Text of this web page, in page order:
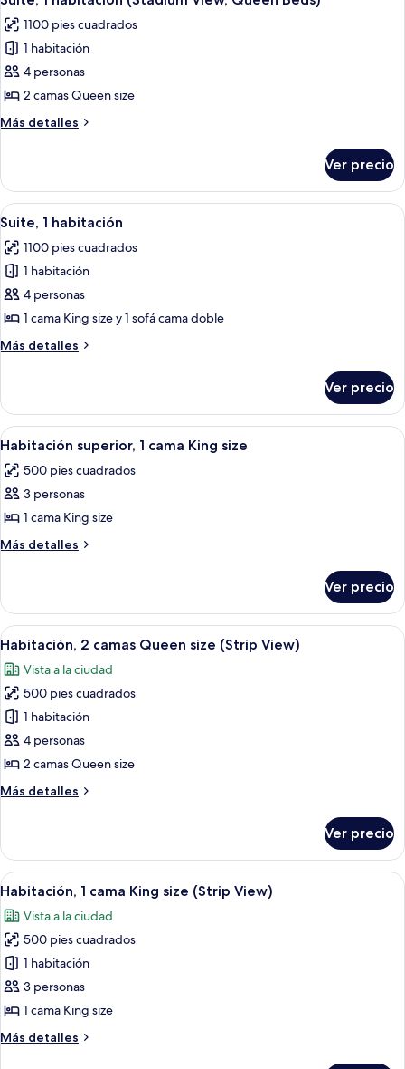
todas
las
fotos
de
Suite,
1
habitación
View,
Queen
Beds)
1100 pies cuadrados
1 habitación
4 personas
2 camas Queen size
Más detalles
Más
1
habitación
(Stadium
Queen
Beds)
Ver precio
Abrir
todas
las
fotos
de
Suite,
1
habitación
Un hotel moderno con una
3
Suite, 1 habitación
1100 pies cuadrados
1 habitación
4 personas
1 cama King size y 1 sofá cama doble
Más detalles
Más
1
habitación
Ver precio
Abrir
todas
las
fotos
de
Habitación
cama
King
size
Una habitación de hotel con una
4
Habitación superior, 1 cama King size
500 pies cuadrados
3 personas
1 cama King size
Más detalles
Más
superior,
cama
size
Ver precio
Abrir
todas
las
fotos
de
Habitación,
2
Queen
View)
Una habitación de hotel con dos
4
Habitación, 2 camas Queen size (Strip View)
Vista a la ciudad
500 pies cuadrados
1 habitación
4 personas
2 camas Queen size
Más detalles
Más
2
camas
Queen
(Strip
View)
Ver precio
Abrir
todas
las
fotos
de
Habitación,
1
King
Una habitación de hotel con una
5
Habitación, 1 cama King size (Strip View)
Vista a la ciudad
500 pies cuadrados
1 habitación
3 personas
1 cama King size
Más detalles
Más